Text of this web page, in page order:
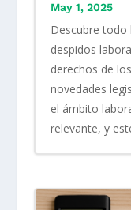
May 1, 2025
Descubre todo
despidos
derechos de
novedades
el ámbito
relevante, y